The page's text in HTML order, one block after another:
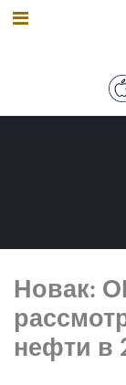
Новак:
нефти в